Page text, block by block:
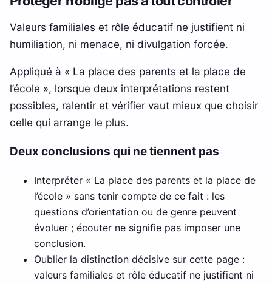
Valeurs familiales et rôle éducatif ne justifient ni
humiliation, ni menace, ni divulgation forcée.
Appliqué à « La place des parents et la place de
l’école », lorsque deux interprétations restent
possibles, ralentir et vérifier vaut mieux que choisir
celle qui arrange le plus.
Deux conclusions qui ne tiennent pas
Interpréter « La place des parents et la place de
l’école » sans tenir compte de ce fait : les
questions d’orientation ou de genre peuvent
évoluer ; écouter ne signifie pas imposer une
conclusion.
Oublier la distinction décisive sur cette page :
valeurs familiales et rôle éducatif ne justifient ni